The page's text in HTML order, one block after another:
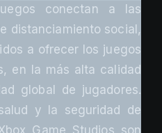
conectan a las
distanciamiento social,
a ofrecer los juegos
en la más alta calidad
global de jugadores.
y la seguridad de
Game Studios son